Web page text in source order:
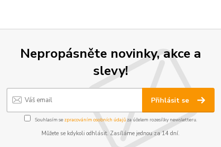
Nepropásněte novinky, akce a
slevy!
Přihlásit se
Souhlasím se zpracováním osobních údajůza účelem rozesílky newsletteru.
Můžete se kdykoli odhlásit. Zasíláme jednou za 14 dní.